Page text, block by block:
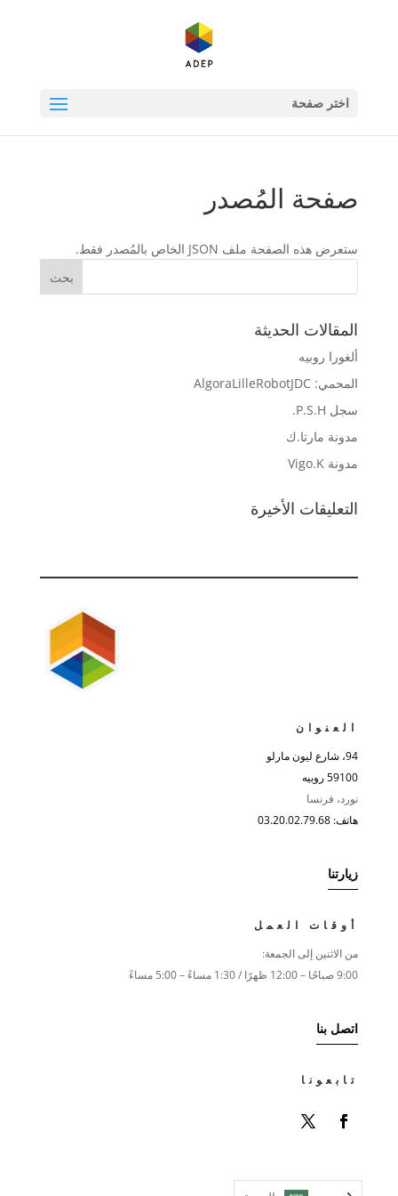
اختر صفحة
صفحة المُصدر
ستعرض هذه الصفحة ملف JSON الخاص بالمُصدر فقط.
المقالات الحديثة
ألغورا روبيه
المحمي: AlgoraLilleRobotJDC
سجل P.S.H.
مدونة مارتا.ك
مدونة Vigo.K
التعليقات الأخيرة
العنوان
94، شارع ليون مارلو
59100 روبيه
نورد، فرنسا
هاتف: 03.20.02.79.68
زيارتنا
أوقات العمل
من الاثنين إلى الجمعة:
9:00 صباحًا – 12:00 ظهرًا / 1:30 مساءً – 5:00 مساءً
اتصل بنا
تابعونا